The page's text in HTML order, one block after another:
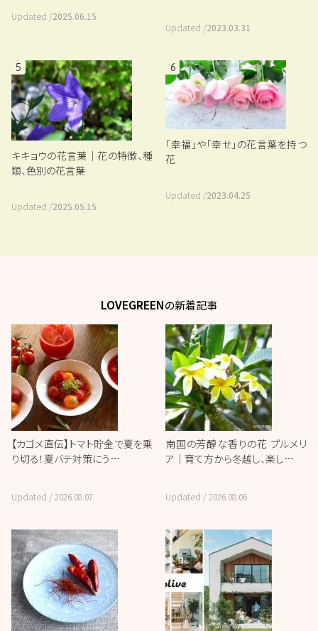
Updated /2025.06.15
Updated /2023.03.31
5
キキョウの花言葉｜花の特徴、種
類、色別の花言葉
Updated /2025.05.15
6
「幸福」や「幸せ」の花言葉を持つ
花
Updated /2023.04.25
LOVEGREENの新着記事
【カゴメ直伝】トマト貯金で夏を乗
り切る！夏バテ対策にう…
Updated /2026.08.07
南国の芳醇な香りの花 プルメリ
ア｜育て方から冬越し、楽し…
Updated /2026.08.06